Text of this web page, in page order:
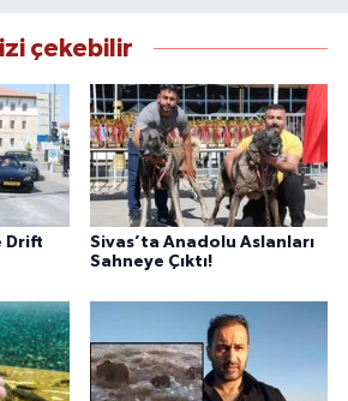
çekebilir
Drift
Sivas’ta Anadolu Aslanları
Sahneye Çıktı!